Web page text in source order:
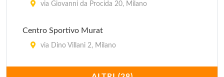
via Giovanni da Procida 20, Milano
Centro Sportivo Murat
via Dino Villani 2, Milano
Centro Sportivo Saini